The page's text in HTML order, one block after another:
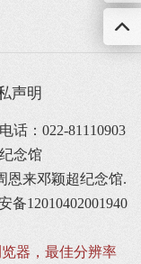
声明
话：022-81110903
念馆
恩来邓颖超纪念馆.
备12010402001940
器，最佳分辨率